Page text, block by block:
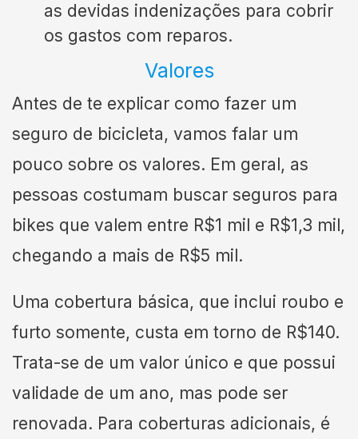
as devidas indenizações para cobrir
os gastos com reparos.
Valores
Antes de te explicar como fazer um
seguro de bicicleta, vamos falar um
pouco sobre os valores. Em geral, as
pessoas costumam buscar seguros para
bikes que valem entre R$1 mil e R$1,3 mil,
chegando a mais de R$5 mil.
Uma cobertura básica, que inclui roubo e
furto somente, custa em torno de R$140.
Trata-se de um valor único e que possui
validade de um ano, mas pode ser
renovada. Para coberturas adicionais, é